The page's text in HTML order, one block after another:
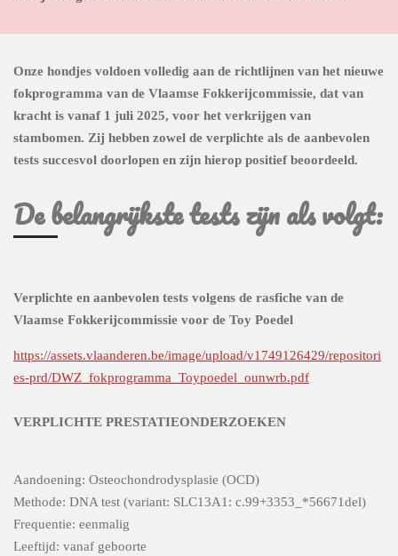
Onze hondjes voldoen volledig aan de richtlijnen van het nieuwe
fokprogramma van de Vlaamse Fokkerijcommissie, dat van
kracht is vanaf 1 juli 2025, voor het verkrijgen van
stambomen. Zij hebben zowel de verplichte als de aanbevolen
tests succesvol doorlopen en zijn hierop positief beoordeeld.
De belangrijkste tests zijn als volgt:
Verplichte en aanbevolen tests volgens de rasfiche van de
Vlaamse Fokkerijcommissie voor de Toy Poedel
https://assets.vlaanderen.be/image/upload/v1749126429/repositori
es-prd/DWZ_fokprogramma_Toypoedel_ounwrb.pdf
VERPLICHTE PRESTATIEONDERZOEKEN
Aandoening: Osteochondrodysplasie (OCD)
Methode: DNA test (variant: SLC13A1: c.99+3353_*56671del)
Frequentie: eenmalig
Leeftijd: vanaf geboorte